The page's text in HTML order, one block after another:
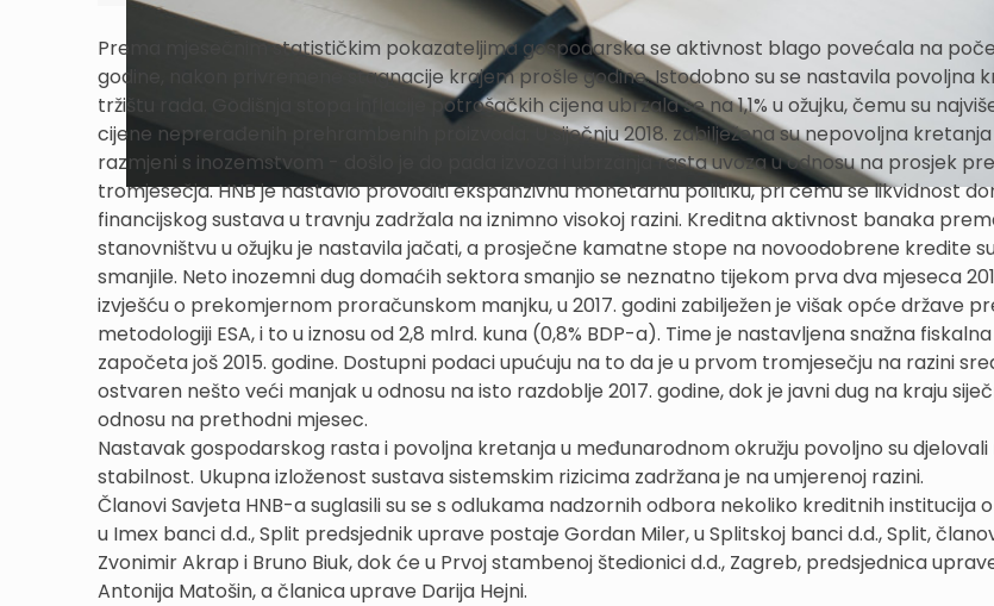
Prema mjesečnim statističkim pokazateljima gospodarska se aktivnost blago povećala na
godine, nakon privremene stagnacije krajem prošle godine. Istodobno su se nastavila povoljna
tržištu rada. Godišnja stopa inflacije potrošačkih cijena ubrzala se na 1,1% u ožujku, čemu su
cijene neprerađenih prehrambenih proizvoda. U siječnju 2018. zabilježena su nepovoljna
razmjeni s inozemstvom - došlo je do pada izvoza i ubrzanja rasta uvoza u odnosu na prosjek
tromjesečja. HNB je nastavio provoditi ekspanzivnu monetarnu politiku, pri čemu se likvidnost
financijskog sustava u travnju zadržala na iznimno visokoj razini. Kreditna aktivnost banaka
stanovništvu u ožujku je nastavila jačati, a prosječne kamatne stope na novoodobrene kredite
smanjile. Neto inozemni dug domaćih sektora smanjio se neznatno tijekom prva dva mjeseca
izvješću o prekomjernom proračunskom manjku, u 2017. godini zabilježen je višak opće države
metodologiji ESA, i to u iznosu od 2,8 mlrd. kuna (0,8% BDP-a). Time je nastavljena snažna
započeta još 2015. godine. Dostupni podaci upućuju na to da je u prvom tromjesečju na razini
ostvaren nešto veći manjak u odnosu na isto razdoblje 2017. godine, dok je javni dug na kraju
odnosu na prethodni mjesec.
Nastavak gospodarskog rasta i povoljna kretanja u međunarodnom okružju povoljno su djelovali
stabilnost. Ukupna izloženost sustava sistemskim rizicima zadržana je na umjerenoj razini.
Članovi Savjeta HNB-a suglasili su se s odlukama nadzornih odbora nekoliko kreditnih institucija
u Imex banci d.d., Split predsjednik uprave postaje Gordan Miler, u Splitskoj banci d.d., Split,
Zvonimir Akrap i Bruno Biuk, dok će u Prvoj stambenoj štedionici d.d., Zagreb, predsjednica
Antonija Matošin, a članica uprave Darija Hejni.